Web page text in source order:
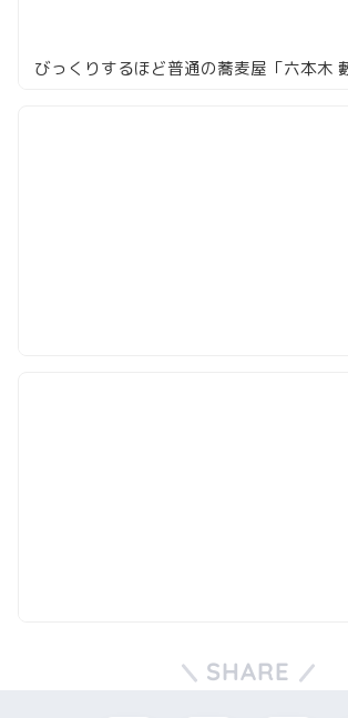
びっくりするほど普通の蕎麦屋「六本木
SHARE